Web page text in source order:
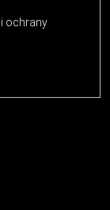
ochrany